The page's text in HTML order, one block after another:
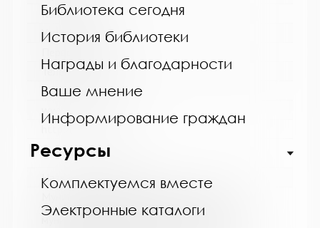
Библиотека сегодня
История библиотеки
Награды и благодарности
Ваше мнение
Информирование граждан
Ресурсы
Комплектуемся вместе
Электронные каталоги
Кандалакша
Улица, дом:
Телефон:
8 (81533) 9-21-92
www:
http://cbskanda.ru
Название библиотеки:
культуры "Кольская детская библиотека"
муниципального образования Кольский